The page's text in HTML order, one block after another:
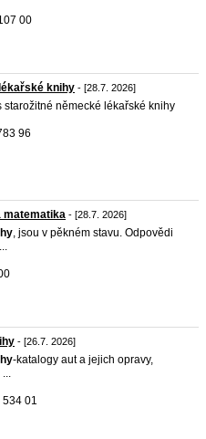
00
knihy - [28.7. 2026]
starožitné německé lékařské knihy
96
matematika - [28.7. 2026]
, jsou v pěkném stavu. Odpovědi
- [26.7. 2026]
-katalogy aut a jejich opravy,
534 01